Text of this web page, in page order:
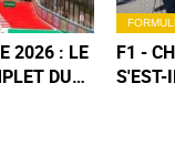
2026 : LE
DU
F1 -
S'EST-